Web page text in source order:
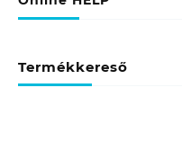
Termékkereső